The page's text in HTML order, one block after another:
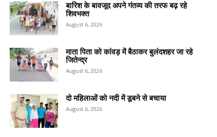
बारिश के बावजूद अपने गंतव्य की तरफ बढ़ रहे
शिवभक्त
August 6, 2026
माता पिता को कांवड़ में बैठाकर बुलंदशहर जा रहे
जितेन्द्र
August 6, 2026
दो महिलाओं को नदी में डूबने से बचाया
August 6, 2026